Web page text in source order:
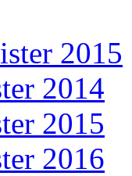
2015
2014
2015
2016